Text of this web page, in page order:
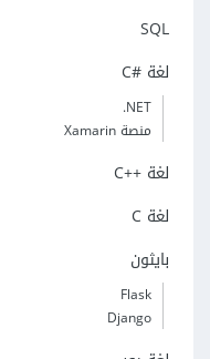
SQL
لغة C#‎
‎.NET
منصة Xamarin
لغة C++‎
لغة C
بايثون
Flask
Django